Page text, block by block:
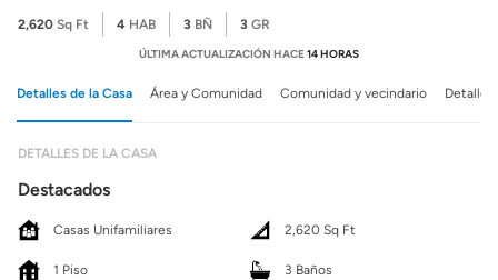
2,620 Sq Ft 4 HAB 3 BÑ 3 GR
ÚLTIMA ACTUALIZACIÓN HACE14 HORAS
Detalles de la Casa Área y Comunidad Comunidad y vecindario
DETALLES DE LA CASA
Destacados
Casas Unifamiliares 2,620 Sq Ft
1 Piso 3 Baños